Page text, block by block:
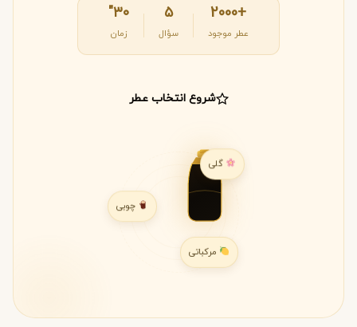
+2000
عطر موجود
۵
سؤال
۳۰"
زمان
شروع انتخاب عطر
گلی
چوبی
مرکباتی